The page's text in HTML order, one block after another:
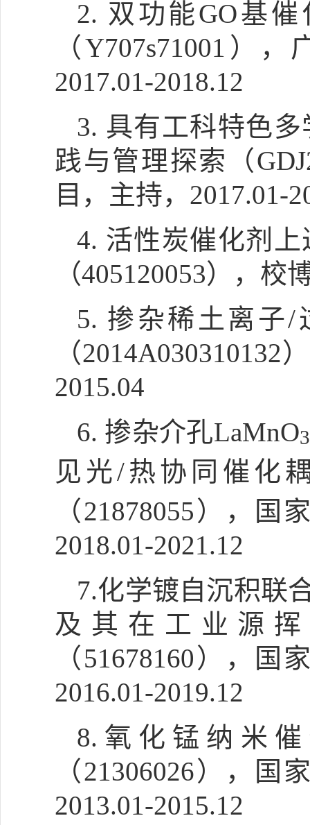
2. 双功能GO基
（Y707s71001）
2017.01-2018.12
3. 具有工科特色
践与管理探索（
目，主持，2017.01-
4. 活性炭催化剂
（405120053），校
5. 掺杂稀土离子/
（
2015.04
6. 掺杂介孔LaMnO3
见光/热协同催化
（21878055），
国
2018.01-2021.12
7.化学镀自沉积联
及其在工业源
（51678160），
2016.01-2019.12
8.氧化锰纳米
（21306026），
2013.01-2015.12